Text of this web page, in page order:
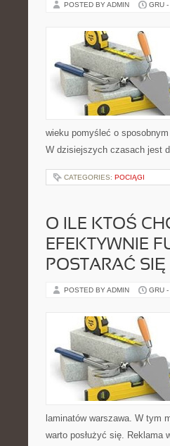
POSTED BY ADMIN GRU
wieku pomyśleć o
W dzisiejszych czasach jest
CATEGORIES: POCIĄGI
O ILE KTOŚ
EFEKTYWNIE
POSTARAĆ SIĘ
POSTED BY ADMIN GRU
laminatów warszawa. W tym
warto posłużyć się. Reklama